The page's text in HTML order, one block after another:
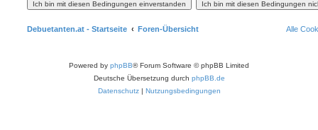
Debuetanten.at - Startseite Foren-Übersicht Alle
Powered by phpBB® Forum Software © phpBB Limited
Deutsche Übersetzung durch phpBB.de
Datenschutz | Nutzungsbedingungen